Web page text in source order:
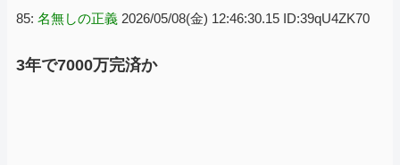
85: 名無しの正義 2026/05/08(金) 12:46:30.15 ID:39qU4ZK70
3年で7000万完済か